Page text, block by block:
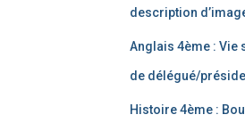
description
Anglais 4ème : Vie
de délégué/
Histoire 4ème :